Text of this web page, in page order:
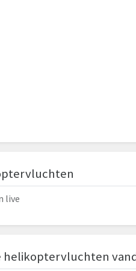
live
helikoptervluchten